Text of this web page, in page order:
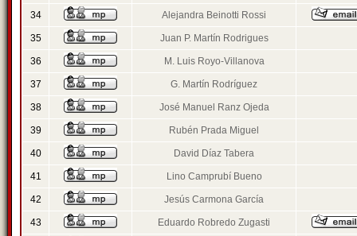
34 Alejandra Beinotti Rossi
35 Juan P. Martín Rodrigues
36 M. Luis Royo-Villanova
37 G. Martín Rodríguez
38 José Manuel Ranz Ojeda
39 Rubén Prada Miguel
40 David Díaz Tabera
41 Lino Camprubí Bueno
42 Jesús Carmona García
43 Eduardo Robredo Zugasti